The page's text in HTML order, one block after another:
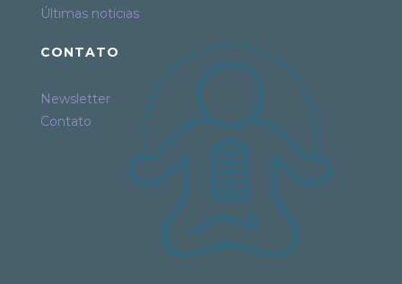
Últimas notícias
CONTATO
Newsletter
Contato